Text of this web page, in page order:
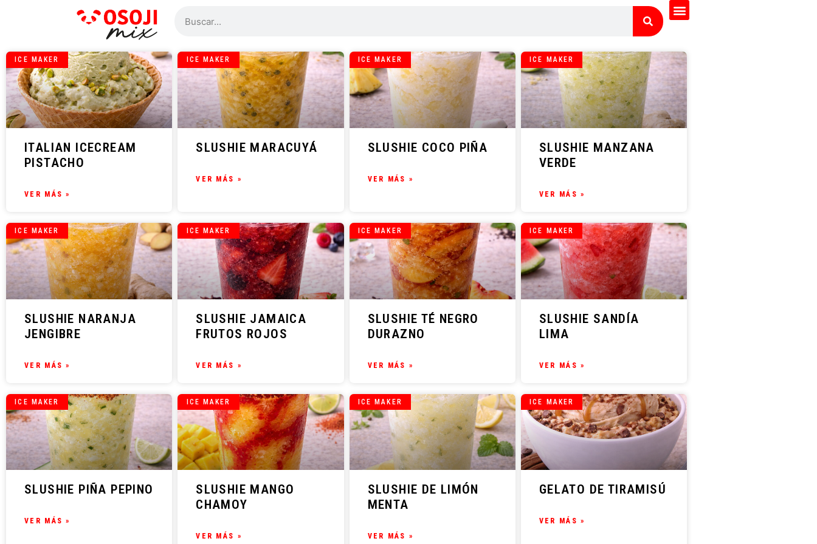
ICE MAKER
ITALIAN ICECREAM
PISTACHO
VER MÁS »
ICE MAKER
SLUSHIE MARACUYÁ
VER MÁS »
ICE MAKER
SLUSHIE COCO PIÑA
VER MÁS »
ICE MAKER
SLUSHIE MANZANA
VERDE
VER MÁS »
ICE MAKER
SLUSHIE NARANJA
JENGIBRE
VER MÁS »
ICE MAKER
SLUSHIE JAMAICA
FRUTOS ROJOS
VER MÁS »
ICE MAKER
SLUSHIE TÉ NEGRO
DURAZNO
VER MÁS »
ICE MAKER
SLUSHIE SANDÍA
LIMA
VER MÁS »
ICE MAKER
SLUSHIE PIÑA PEPINO
VER MÁS »
ICE MAKER
SLUSHIE MANGO
CHAMOY
VER MÁS »
ICE MAKER
SLUSHIE DE LIMÓN
MENTA
VER MÁS »
ICE MAKER
GELATO DE TIRAMISÚ
VER MÁS »